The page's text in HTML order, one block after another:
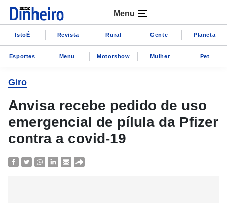
Menu
IstoÉ Revista Rural Gente Planeta
Esportes Menu Motorshow Mulher Pet
Giro
Anvisa recebe pedido de uso
emergencial de pílula da Pfizer
contra a covid-19